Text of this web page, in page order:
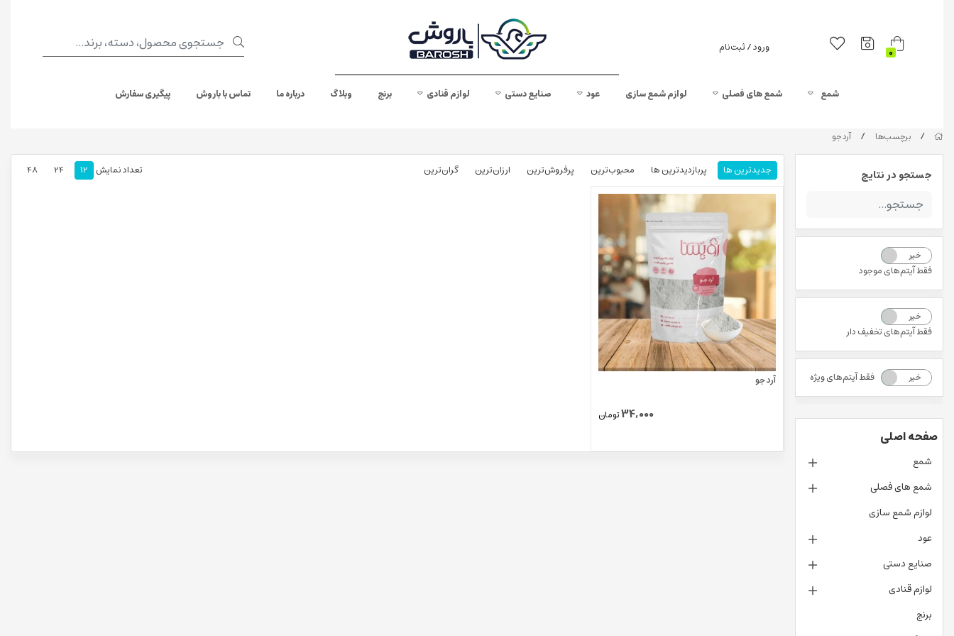
0 ورود / ثبت‌نام
شمع شمع های فصلی لوازم شمع سازی عود صنایع دستی لوازم قنادی برنج وبلاگ درباره ما تماس با باروش پیگیری سفارش
/ برچسب‌ها / آرد جو
جستجو در نتایج
خیر
فقط آیتم‌های موجود
خیر
فقط آیتم‌های تخفیف دار
بله خیر فقط آیتم‌های ویژه
صفحه اصلی
شمع
شمع های فصلی
لوازم شمع سازی
عود
صنایع دستی
لوازم قنادی
برنج
جدیدترین ها پربازدیدترین ها محبوب‌‌ترین پرفروش‌ترین ارزان‌ترین گران‌ترین تعداد نمایش 12
24
48
آرد جو
34,000تومان